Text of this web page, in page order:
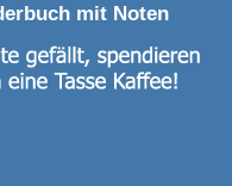
mit Noten